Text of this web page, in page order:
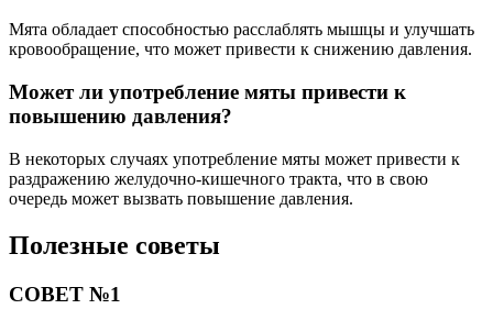
Мята обладает способностью расслаблять мышцы и улучшать
кровообращение, что может привести к снижению давления.
Может ли употребление мяты привести к
повышению давления?
В некоторых случаях употребление мяты может привести к
раздражению желудочно-кишечного тракта, что в свою
очередь может вызвать повышение давления.
Полезные советы
СОВЕТ №1